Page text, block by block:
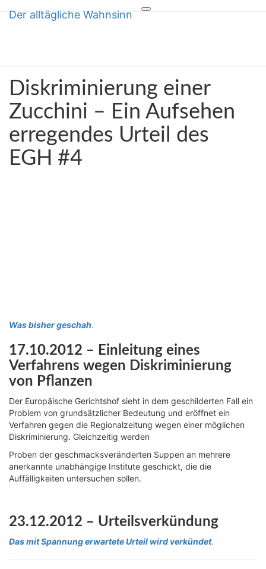
Toggle
Der alltägliche Wahnsinn
Der alltägliche Wahnsinn
Diskriminierung
einer
Zucchini
–
Ein
Aufsehen
erregendes
Urteil
Diskriminierung einer
Zucchini – Ein Aufsehen
erregendes Urteil des
EGH #4
Was bisher geschah.
17.10.2012 – Einleitung eines
Verfahrens wegen Diskriminierung
von Pflanzen
Der Europäische Gerichtshof sieht in dem geschilderten Fall ein
Problem von grundsätzlicher Bedeutung und eröffnet ein
Verfahren gegen die Regionalzeitung wegen einer möglichen
Diskriminierung. Gleichzeitig werden
Proben der geschmacksveränderten Suppen an mehrere
anerkannte unabhängige Institute geschickt, die die
Auffälligkeiten untersuchen sollen.
23.12.2012 – Urteilsverkündung
Das mit Spannung erwartete Urteil wird verkündet.